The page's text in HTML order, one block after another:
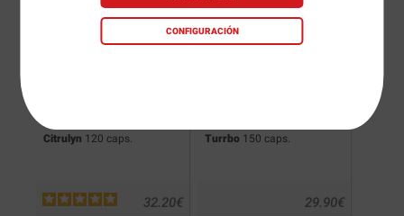
CONFIGURACIÓN
Citrulyn 120 caps.
€
32.20
Turrbo 150 caps.
€
29.90